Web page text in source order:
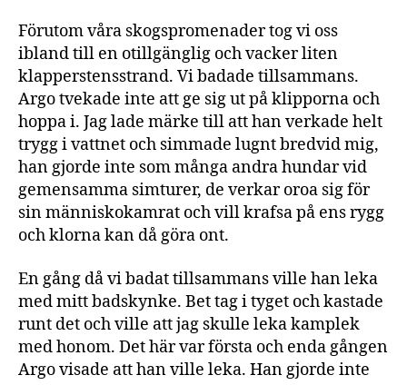
Förutom våra skogspromenader tog vi oss
ibland till en otillgänglig och vacker liten
klapperstensstrand. Vi badade tillsammans.
Argo tvekade inte att ge sig ut på klipporna och
hoppa i. Jag lade märke till att han verkade helt
trygg i vattnet och simmade lugnt bredvid mig,
han gjorde inte som många andra hundar vid
gemensamma simturer, de verkar oroa sig för
sin människokamrat och vill krafsa på ens rygg
och klorna kan då göra ont.
En gång då vi badat tillsammans ville han leka
med mitt badskynke. Bet tag i tyget och kastade
runt det och ville att jag skulle leka kamplek
med honom. Det här var första och enda gången
Argo visade att han ville leka. Han gjorde inte